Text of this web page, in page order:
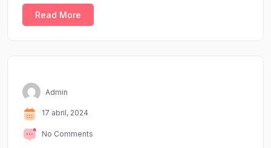
Read More
Admin
17 abril, 2024
No Comments